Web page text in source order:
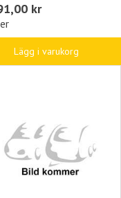
kr
Lägg i varukorg